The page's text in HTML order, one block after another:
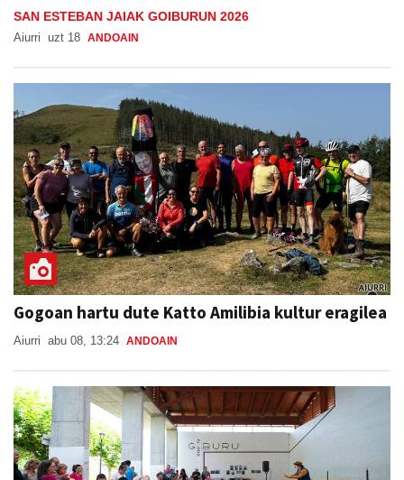
SAN ESTEBAN JAIAK GOIBURUN 2026
Aiurri uzt 18 ANDOAIN
Gogoan hartu dute Katto Amilibia kultur eragilea
Aiurri abu 08, 13:24 ANDOAIN